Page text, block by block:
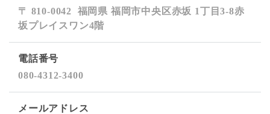
〒 810-0042 福岡県 福岡市中央区赤坂 1丁目3-8赤
坂プレイスワン4階
電話番号
080-4312-3400
メールアドレス